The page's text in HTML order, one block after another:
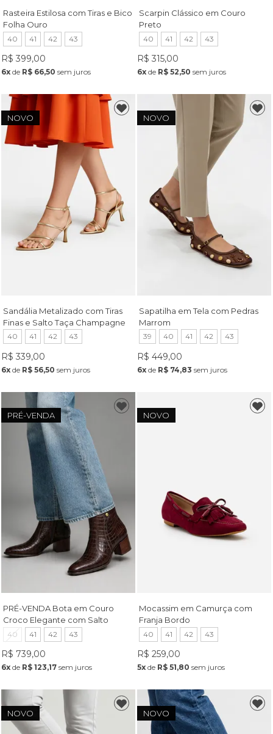
Rasteira Estilosa com Tiras e Bico
Folha Ouro
40 41 42 43
R$ 399,00
6xde R$ 66,50 sem juros
Scarpin Clássico em Couro
Preto
40 41 42 43
R$ 315,00
6x de R$ 52,50 sem juros
NOVO
Sandália Metalizado com Tiras
Finas e Salto Taça Champagne
40 41 42 43
R$ 339,00
6xde R$ 56,50 sem juros
NOVO
Sapatilha em Tela com Pedras
Marrom
39 40 41 42 43
R$ 449,00
6x de R$ 74,83 sem juros
PRÉ-VENDA
PRÉ-VENDA Bota em Couro
Croco Elegante com Salto
Bloco Café
40 41 42 43
R$ 739,00
6xde R$ 123,17sem juros
NOVO
Mocassim em Camurça com
Franja Bordo
40 41 42 43
R$ 259,00
5x de R$ 51,80 sem juros
NOVO NOVO